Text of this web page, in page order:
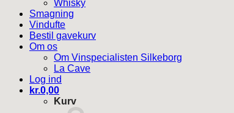
Whisky
Smagning
Vindufte
Bestil gavekurv
Om os
Om Vinspecialisten Silkeborg
La Cave
Log ind
kr.0,00
Kurv